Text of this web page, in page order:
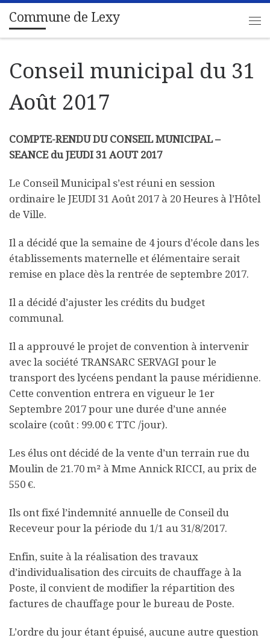
Passer au contenu
Commune de Lexy
Conseil municipal du 31
Août 2017
COMPTE-RENDU DU CONSEIL MUNICIPAL –
SEANCE du JEUDI 31 AOUT 2017
Le Conseil Municipal s’est réuni en session
ordinaire le JEUDI 31 Août 2017 à 20 Heures à l’Hôtel
de Ville.
Il a décidé que la semaine de 4 jours d’école dans les
établissements maternelle et élémentaire serait
remise en place dès la rentrée de septembre 2017.
Il a décidé d’ajuster les crédits du budget
communal.
Il a approuvé le projet de convention à intervenir
avec la société TRANSARC SERVAGI pour le
transport des lycéens pendant la pause méridienne.
Cette convention entrera en vigueur le 1er
Septembre 2017 pour une durée d’une année
scolaire (coût : 99.00 € TTC /jour).
Les élus ont décidé de la vente d’un terrain rue du
Moulin de 21.70 m² à Mme Annick RICCI, au prix de
550 €.
Ils ont fixé l’indemnité annuelle de Conseil du
Receveur pour la période du 1/1 au 31/8/2017.
Enfin, suite à la réalisation des travaux
d’individualisation des circuits de chauffage à la
Poste, il convient de modifier la répartition des
factures de chauffage pour le bureau de Poste.
L’ordre du jour étant épuisé, aucune autre question